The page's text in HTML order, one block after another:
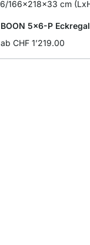
BOON 5x6-P Eckregal
ab CHF 1’219.00